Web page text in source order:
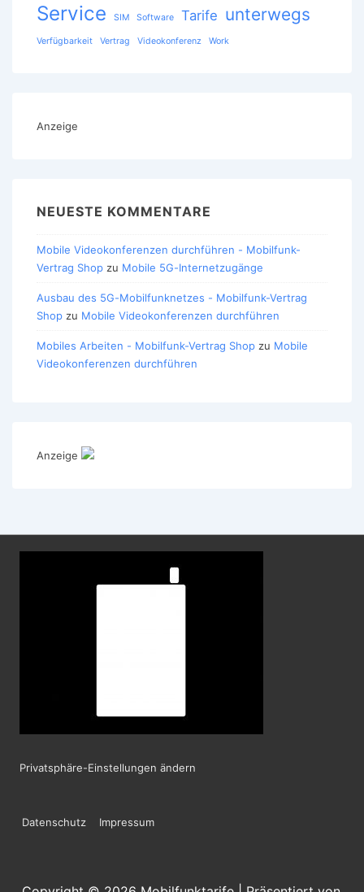
Service SIM Software Tarife unterwegs
Verfügbarkeit Vertrag Videokonferenz Work
Anzeige
NEUESTE KOMMENTARE
Mobile Videokonferenzen durchführen - Mobilfunk-
Vertrag Shop zu Mobile 5G-Internetzugänge
Ausbau des 5G-Mobilfunknetzes - Mobilfunk-Vertrag
Shop zu Mobile Videokonferenzen durchführen
Mobiles Arbeiten - Mobilfunk-Vertrag Shop zu Mobile
Videokonferenzen durchführen
Anzeige
Privatsphäre-Einstellungen ändern
Footer-
Datenschutz Impressum